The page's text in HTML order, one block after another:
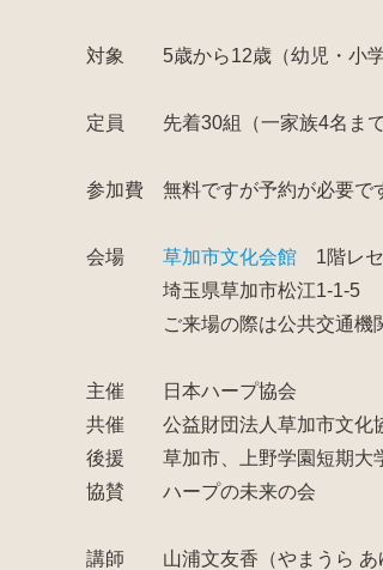
対象 5歳から12歳（幼児・小学
定員 先着30組（一家族4名まで
参加費 無料ですが予約が必要で
会場 草加市文化会館 1階レセ
埼玉県草加市松江1-1-5
ご来場の際は公共交通機関
主催 日本ハープ協会
共催 公益財団法人草加市文化
後援 草加市、上野学園短期大
協賛 ハープの未来の会
講師 山浦文友香（やまうら あ